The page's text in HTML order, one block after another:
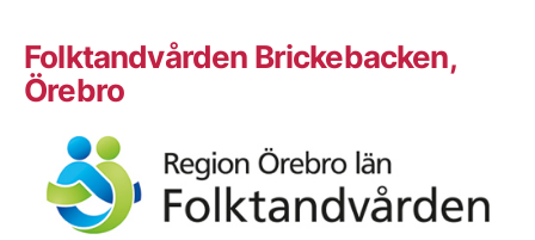
Folktandvården Brickebacken,
Örebro